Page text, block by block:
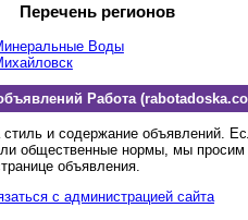
Перечень регионов
Воды
Работа
стиль и содержание объявлений.
общественные нормы, мы
объявления.
с администрацией сайта